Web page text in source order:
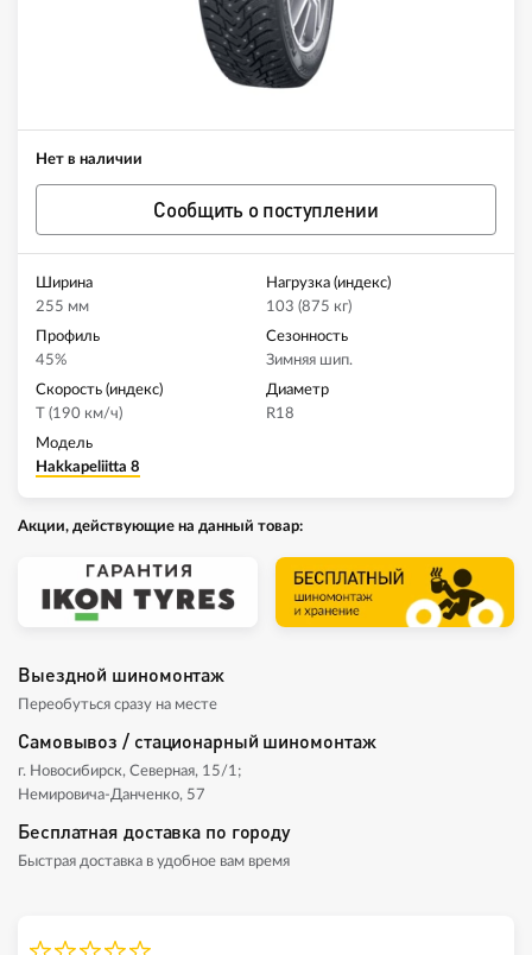
Нет в наличии
Сообщить о поступлении
Ширина
255 мм
Нагрузка (индекс)
103 (875 кг)
Профиль
45%
Сезонность
Зимняя шип.
Скорость (индекс)
T (190 км/ч)
Диаметр
R18
Модель
Hakkapeliitta 8
Акции, действующие на данный товар:
Выездной шиномонтаж
Переобуться сразу на месте
Самовывоз / стационарный шиномонтаж
г. Новосибирск, Северная, 15/1;
Немировича-Данченко, 57
Бесплатная доставка по городу
Быстрая доставка в удобное вам время